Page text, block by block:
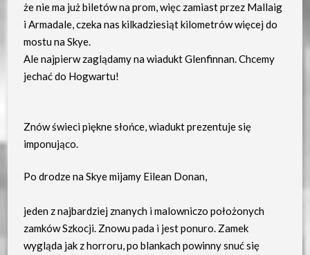
że nie ma już biletów na prom, więc zamiast przez Mallaig
i Armadale, czeka nas kilkadziesiąt kilometrów więcej do
mostu na Skye.
Ale najpierw zaglądamy na wiadukt Glenfinnan. Chcemy
jechać do Hogwartu!
Znów świeci piękne słońce, wiadukt prezentuje się
imponująco.
Po drodze na Skye mijamy Eilean Donan,
jeden z najbardziej znanych i malowniczo położonych
zamków Szkocji. Znowu pada i jest ponuro. Zamek
wygląda jak z horroru, po blankach powinny snuć się